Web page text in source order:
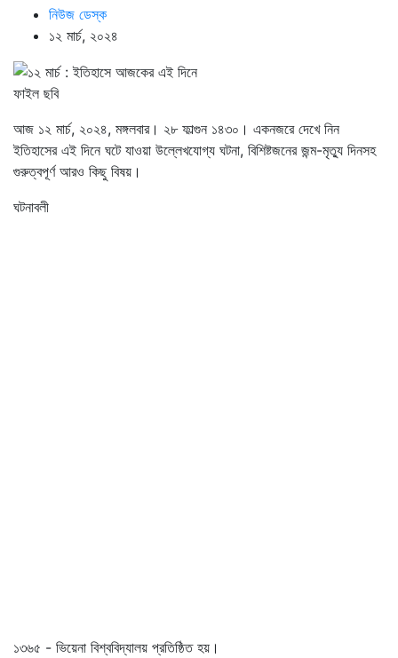
নিউজ ডেস্ক
১২ মার্চ, ২০২৪
ফাইল ছবি
আজ ১২ মার্চ, ২০২৪, মঙ্গলবার। ২৮ ফাল্গুন ১৪৩০। একনজরে দেখে নিন
ইতিহাসের এই দিনে ঘটে যাওয়া উল্লেখযোগ্য ঘটনা, বিশিষ্টজনের জন্ম-মৃত্যু দিনসহ
গুরুত্বপূর্ণ আরও কিছু বিষয়।
ঘটনাবলী
১৩৬৫ - ভিয়েনা বিশ্ববিদ্যালয় প্রতিষ্ঠিত হয়।